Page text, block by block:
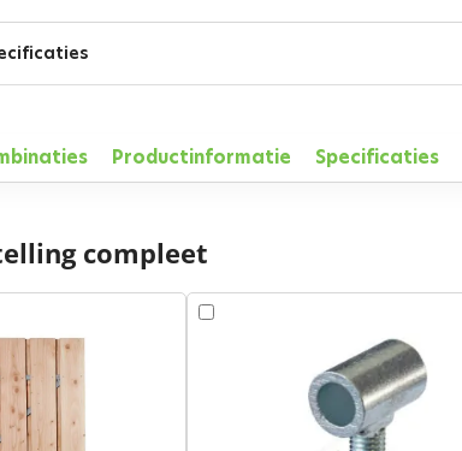
Productinformatie Specificaties
compleet